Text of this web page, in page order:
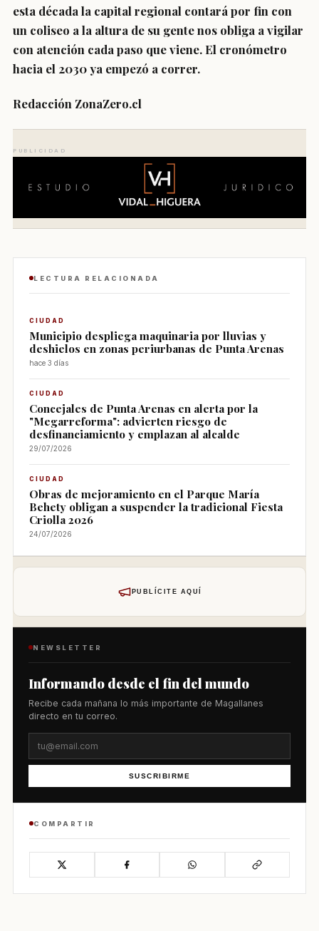
esta década la capital regional contará por fin con
un coliseo a la altura de su gente nos obliga a vigilar
con atención cada paso que viene. El cronómetro
hacia el 2030 ya empezó a correr.
Redacción ZonaZero.cl
PUBLICIDAD
LECTURA RELACIONADA
CIUDAD
Municipio despliega maquinaria por lluvias y
deshielos en zonas periurbanas de Punta Arenas
hace 3 días
CIUDAD
Concejales de Punta Arenas en alerta por la
"Megarreforma": advierten riesgo de
desfinanciamiento y emplazan al alcalde
29/07/2026
CIUDAD
Obras de mejoramiento en el Parque María
Behety obligan a suspender la tradicional Fiesta
Criolla 2026
24/07/2026
PUBLÍCITE AQUÍ
NEWSLETTER
Informando desde el fin del mundo
Recibe cada mañana lo más importante de Magallanes
directo en tu correo.
SUSCRIBIRME
COMPARTIR